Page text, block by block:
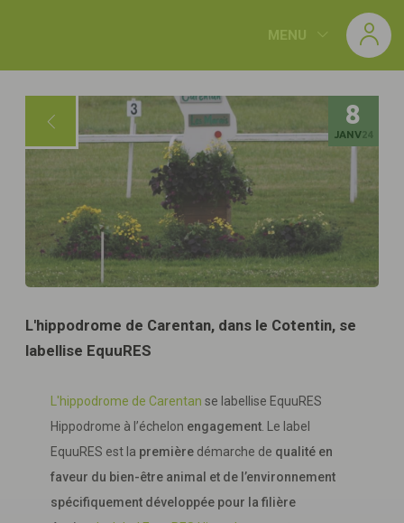
MENU
8
JANV24
L'hippodrome de Carentan, dans le Cotentin, se
labellise EquuRES
L'hippodrome de Carentan se labellise EquuRES
Hippodrome à l’échelon engagement . Le label
EquuRES est la première démarche de qualité en
faveur du bien-être animal et de l’environnement
spécifiquement développée pour la filière